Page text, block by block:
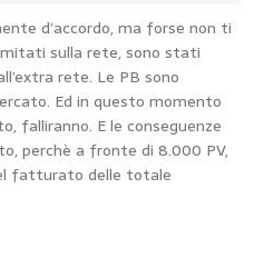
d’accordo, ma forse non ti
sulla rete, sono stati
rete. Le PB sono
Ed in questo momento
falliranno. E le conseguenze
perchè a fronte di 8.000 PV,
fatturato delle totale